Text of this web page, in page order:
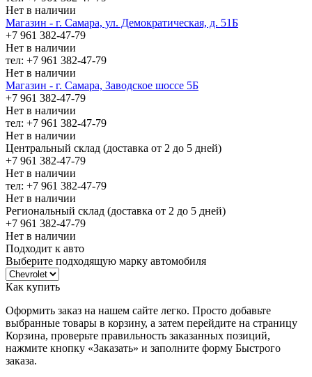
Нет в наличии
Магазин - г. Самара, ул. Демократическая, д. 51Б
+7 961 382-47-79
Нет в наличии
тел: +7 961 382-47-79
Нет в наличии
Магазин - г. Самара, Заводское шоссе 5Б
+7 961 382-47-79
Нет в наличии
тел: +7 961 382-47-79
Нет в наличии
Центральный склад (доставка от 2 до 5 дней)
+7 961 382-47-79
Нет в наличии
тел: +7 961 382-47-79
Нет в наличии
Региональный склад (доставка от 2 до 5 дней)
+7 961 382-47-79
Нет в наличии
Подходит к авто
Выберите подходящую марку автомобиля
Как купить
Оформить заказ на нашем сайте легко. Просто добавьте
выбранные товары в корзину, а затем перейдите на страницу
Корзина, проверьте правильность заказанных позиций,
нажмите кнопку «Заказать» и заполните форму Быстрого
заказа.